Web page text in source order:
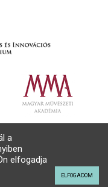
a
elfogadja
ELFOGADOM